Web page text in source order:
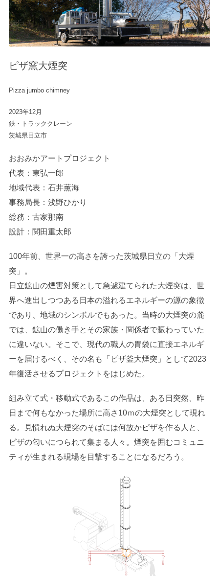
ピザ窯大煙突
Pizza jumbo chimney
2023年12月
鉄・トラッククレーン
茨城県日立市
おおみかアートプロジェクト
代表：東弘一郎
地域代表：石井薫海
事務局長：浅野ひかり
総務：古家那南
設計：関田重太郎
100年前、世界一の高さを誇った茨城県日立の「大煙
突」。
日立鉱山の煙害対策として急遽建てられた大煙突は、世
界へ進出しつつある日本の溢れるエネルギーの源の象徴
であり、地域のシンボルでもあった。当時の大煙突の麓
では、鉱山の働き手とその家族・関係者で賑わっていた
に違いない。そこで、現代の職人の胃袋に直接エネルギ
ーを届けるべく、その名も「ピザ釜大煙突」として2023
年復活させるプロジェクトをはじめた。
組み立て式・移動式であるこの作品は、ある日突然、昨
日まで何もなかった場所に高さ10ｍの大煙突として現れ
る。見慣れぬ大煙突のそばには何故かピザを作る人と、
ピザの匂いにつられて集まる人々。煙突を囲むコミュニ
ティが生まれる現場を目撃することになるだろう。